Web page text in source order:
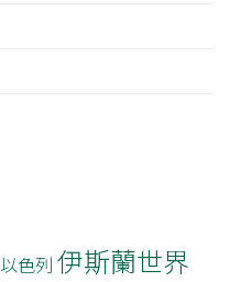
以色列 伊斯蘭世界